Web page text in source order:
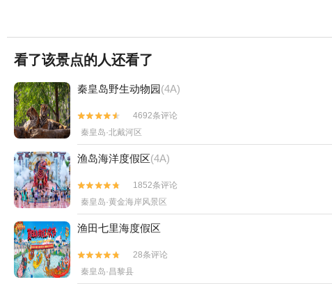
看了该景点的人还看了
秦皇岛野生动物园(4A)


4692条评论
秦皇岛·北戴河区
渔岛海洋度假区(4A)


1852条评论
秦皇岛·黄金海岸风景区
渔田七里海度假区


28条评论
秦皇岛·昌黎县